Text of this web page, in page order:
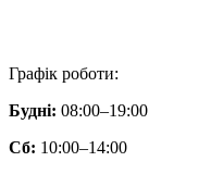
Графік роботи:
Будні: 08:00–19:00
Сб: 10:00–14:00